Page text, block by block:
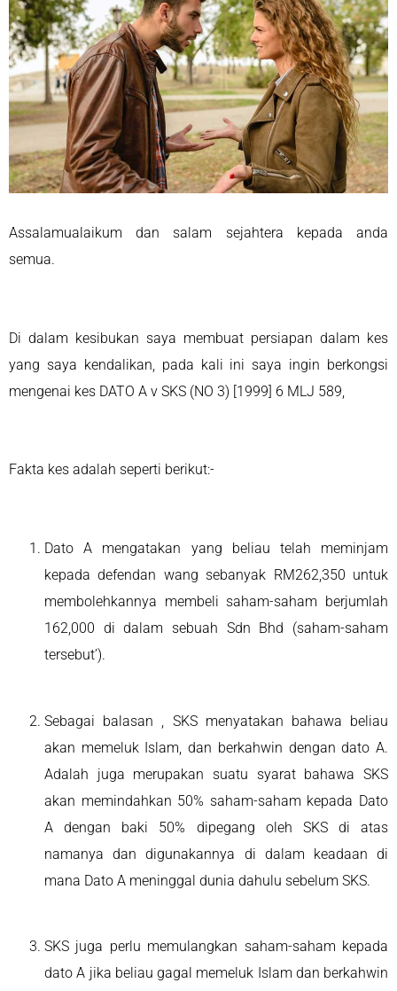
Assalamualaikum dan salam sejahtera kepada anda
semua.
Di dalam kesibukan saya membuat persiapan dalam kes
yang saya kendalikan, pada kali ini saya ingin berkongsi
mengenai kes DATO A v SKS (NO 3) [1999] 6 MLJ 589,
Fakta kes adalah seperti berikut:-
Dato A mengatakan yang beliau telah meminjam
kepada defendan wang sebanyak RM262,350 untuk
membolehkannya membeli saham-saham berjumlah
162,000 di dalam sebuah Sdn Bhd (saham-saham
tersebut’).
Sebagai balasan , SKS menyatakan bahawa beliau
akan memeluk Islam, dan berkahwin dengan dato A.
Adalah juga merupakan suatu syarat bahawa SKS
akan memindahkan 50% saham-saham kepada Dato
A dengan baki 50% dipegang oleh SKS di atas
namanya dan digunakannya di dalam keadaan di
mana Dato A meninggal dunia dahulu sebelum SKS.
SKS juga perlu memulangkan saham-saham kepada
dato A jika beliau gagal memeluk Islam dan berkahwin